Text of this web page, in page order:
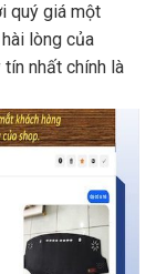
quý giá một
lòng của
tín nhất chính là